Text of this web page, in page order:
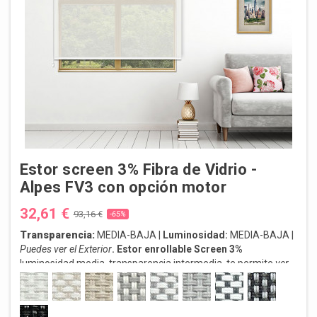
Estor screen 3% Fibra de Vidrio -
Alpes FV3 con opción motor
32,61 € 93,16 € -65%
Transparencia: MEDIA-BAJA | Luminosidad: MEDIA-BAJA |
Puedes ver el Exterior. Estor enrollable Screen 3%
luminosidad media, transparencia intermedia, te permite ver
el exterior, manteniendo una elevada privacidad.Protección UV
solar. Estor con opción motor
Envío 3-5 días laborables.
B3-0202 BLANCO
B3-0220 BLANCO LINO
B3-2020 LINOB3-0720 PERLA LINO
B3-0207 BLANCO PERLA
B3-0707 PERLA
B3-0201 BLANCO GRIS
B3-3001
B3-3030 CARBON